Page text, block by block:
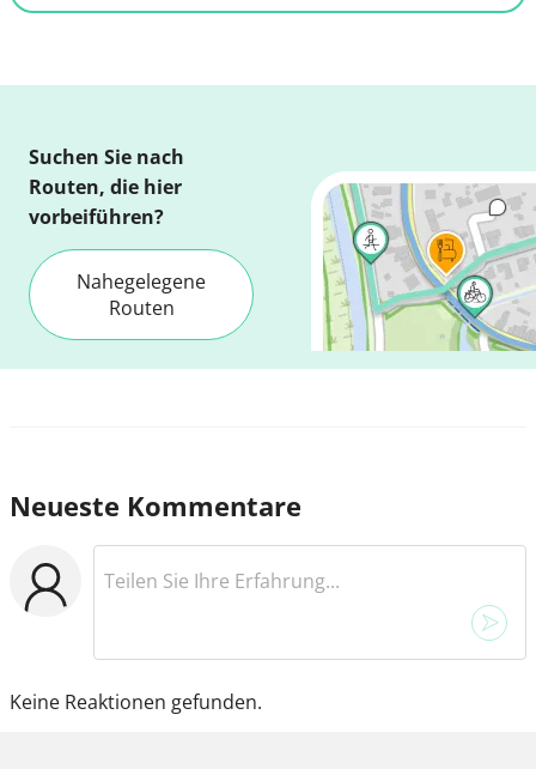
Suchen Sie nach
Routen, die hier
vorbeiführen?
Nahegelegene
Routen
Neueste Kommentare
Keine Reaktionen gefunden.